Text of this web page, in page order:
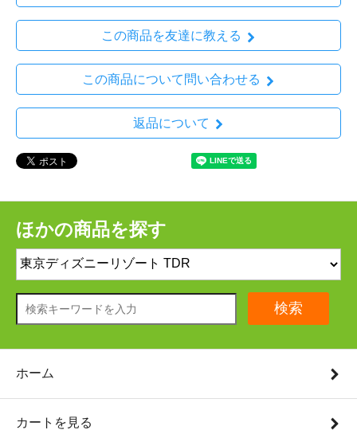
この商品を友達に教える
この商品について問い合わせる
返品について
ほかの商品を探す
検索
ホーム
カートを見る